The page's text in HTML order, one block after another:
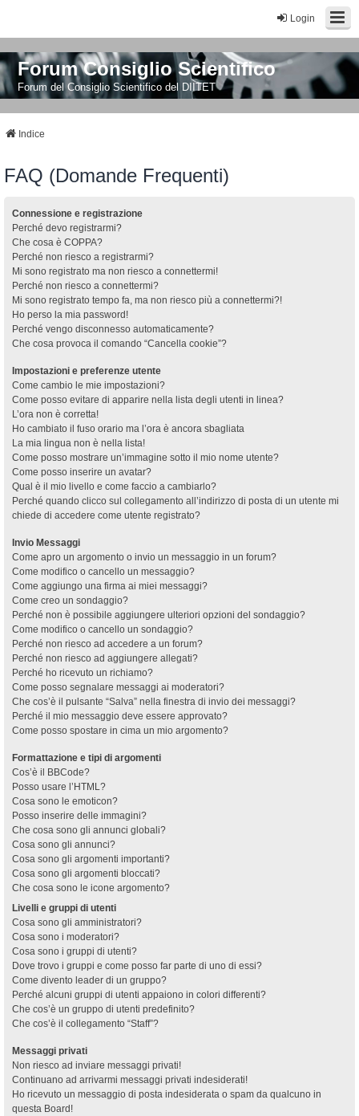
Login
Forum Consiglio Scientifico
Forum del Consiglio Scientifico del DIITET
Indice
FAQ (Domande Frequenti)
Connessione e registrazione
Perché devo registrarmi?
Che cosa è COPPA?
Perché non riesco a registrarmi?
Mi sono registrato ma non riesco a connettermi!
Perché non riesco a connettermi?
Mi sono registrato tempo fa, ma non riesco più a connettermi?!
Ho perso la mia password!
Perché vengo disconnesso automaticamente?
Che cosa provoca il comando “Cancella cookie”?
Impostazioni e preferenze utente
Come cambio le mie impostazioni?
Come posso evitare di apparire nella lista degli utenti in linea?
L’ora non è corretta!
Ho cambiato il fuso orario ma l’ora è ancora sbagliata
La mia lingua non è nella lista!
Come posso mostrare un’immagine sotto il mio nome utente?
Come posso inserire un avatar?
Qual è il mio livello e come faccio a cambiarlo?
Perché quando clicco sul collegamento all’indirizzo di posta di un utente mi
chiede di accedere come utente registrato?
Invio Messaggi
Come apro un argomento o invio un messaggio in un forum?
Come modifico o cancello un messaggio?
Come aggiungo una firma ai miei messaggi?
Come creo un sondaggio?
Perché non è possibile aggiungere ulteriori opzioni del sondaggio?
Come modifico o cancello un sondaggio?
Perché non riesco ad accedere a un forum?
Perché non riesco ad aggiungere allegati?
Perché ho ricevuto un richiamo?
Come posso segnalare messaggi ai moderatori?
Che cos’è il pulsante “Salva” nella finestra di invio dei messaggi?
Perché il mio messaggio deve essere approvato?
Come posso spostare in cima un mio argomento?
Formattazione e tipi di argomenti
Cos’è il BBCode?
Posso usare l’HTML?
Cosa sono le emoticon?
Posso inserire delle immagini?
Che cosa sono gli annunci globali?
Cosa sono gli annunci?
Cosa sono gli argomenti importanti?
Cosa sono gli argomenti bloccati?
Che cosa sono le icone argomento?
Livelli e gruppi di utenti
Cosa sono gli amministratori?
Cosa sono i moderatori?
Cosa sono i gruppi di utenti?
Dove trovo i gruppi e come posso far parte di uno di essi?
Come divento leader di un gruppo?
Perché alcuni gruppi di utenti appaiono in colori differenti?
Che cos’è un gruppo di utenti predefinito?
Che cos’è il collegamento “Staff”?
Messaggi privati
Non riesco ad inviare messaggi privati!
Continuano ad arrivarmi messaggi privati indesiderati!
Ho ricevuto un messaggio di posta indesiderata o spam da qualcuno in
questa Board!